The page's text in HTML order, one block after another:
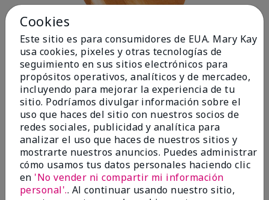
Deep 1
Cookies
Este sitio es para consumidores de EUA. Mary Kay
usa cookies, pixeles y otras tecnologías de
seguimiento en sus sitios electrónicos para
propósitos operativos, analíticos y de mercadeo,
incluyendo para mejorar la experiencia de tu
sitio. Podríamos divulgar información sobre el
uso que haces del sitio con nuestros socios de
redes sociales, publicidad y analítica para
analizar el uso que haces de nuestros sitios y
mostrarte nuestros anuncios. Puedes administrar
cómo usamos tus datos personales haciendo clic
en 'No vender ni compartir mi información
personal'.. Al continuar usando nuestro sitio,